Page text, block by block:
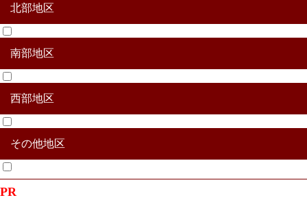
北区
中区
東区
南区
北部地区
真庭市
津山市
美作市
真庭郡新庄村
苫田郡鏡野町
勝田郡勝央町
勝田郡奈義町
英田郡西粟倉村
久米郡久米南町
久米郡美咲町
南部地区
赤磐市
玉野市
瀬戸内市
備前市
加賀郡吉備中央町
和気郡和気町
西部地区
新見市
高梁市
井原氏
総社市
笠岡市
浅口市
倉敷市
小田郡矢掛町
浅口郡里庄町
都窪郡早島町
その他地区
その他合併地区
PR